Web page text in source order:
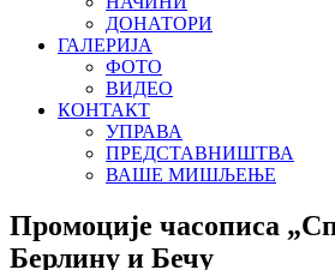
ДОНАТОРИ
ГАЛЕРИЈА
ФОТО
ВИДЕО
КОНТАКТ
УПРАВА
ПРЕДСТАВНИШТВА
ВАШЕ МИШЉЕЊЕ
Промоције часописа
Берлину и Бечу